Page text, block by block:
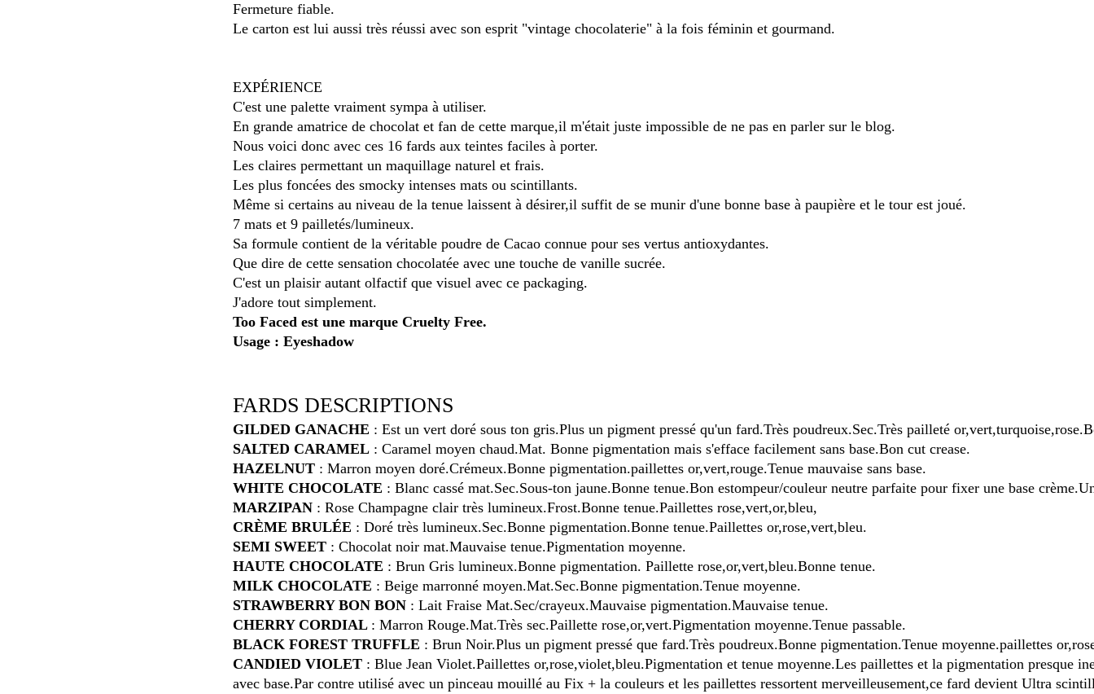
Fermeture fiable.
Le carton est lui aussi très réussi avec son esprit "vintage chocolaterie" à la fois féminin et gourmand.
EXPÉRIENCE
C'est une palette vraiment sympa à utiliser.
En grande amatrice de chocolat et fan de cette marque,il m'était juste impossible de ne pas en parler sur le blog.
Nous voici donc avec ces 16 fards aux teintes faciles à porter.
Les claires permettant un maquillage naturel et frais.
Les plus foncées des smocky intenses mats ou scintillants.
Même si certains au niveau de la tenue laissent à désirer,il suffit de se munir d'une bonne base à paupière et le tour est joué.
7 mats et 9 pailletés/lumineux.
Sa formule contient de la véritable poudre de Cacao connue pour ses vertus antioxydantes.
Que dire de cette sensation chocolatée avec une touche de vanille sucrée.
C'est un plaisir autant olfactif que visuel avec ce packaging.
J'adore tout simplement.
Too Faced est une marque Cruelty Free.
Usage : Eyeshadow
FARDS DESCRIPTIONS
GILDED GANACHE : Est un vert doré sous ton gris.Plus un pigment pressé qu'un fard.Très poudreux.Sec.Très pailleté
SALTED CARAMEL : Caramel moyen chaud.Mat. Bonne pigmentation mais s'efface facilement sans base.Bon cut crease.
HAZELNUT : Marron moyen doré.Crémeux.Bonne pigmentation.paillettes or,vert,rouge.Tenue mauvaise sans base.
WHITE CHOCOLATE : Blanc cassé mat.Sec.Sous-ton jaune.Bonne tenue.Bon estompeur/couleur neutre parfaite pour fixer une base
MARZIPAN : Rose Champagne clair très lumineux.Frost.Bonne tenue.Paillettes rose,vert,or,bleu,
CRÈME BRULÉE : Doré très lumineux.Sec.Bonne pigmentation.Bonne tenue.Paillettes or,rose,vert,bleu.
SEMI SWEET : Chocolat noir mat.Mauvaise tenue.Pigmentation moyenne.
HAUTE CHOCOLATE : Brun Gris lumineux.Bonne pigmentation. Paillette rose,or,vert,bleu.Bonne tenue.
MILK CHOCOLATE : Beige marronné moyen.Mat.Sec.Bonne pigmentation.Tenue moyenne.
STRAWBERRY BON BON : Lait Fraise Mat.Sec/crayeux.Mauvaise pigmentation.Mauvaise tenue.
CHERRY CORDIAL : Marron Rouge.Mat.Très sec.Paillette rose,or,vert.Pigmentation moyenne.Tenue passable.
BLACK FOREST TRUFFLE : Brun Noir.Plus un pigment pressé que fard.Très poudreux.Bonne pigmentation.Tenue moyenne.paillettes
CANDIED VIOLET : Blue Jean Violet.Paillettes or,rose,violet,bleu.Pigmentation et tenue moyenne.Les paillettes et la pigmentation presque
avec base.Par contre utilisé avec un pinceau mouillé au Fix + la couleurs et les paillettes ressortent merveilleusement,ce fard devient Ultra